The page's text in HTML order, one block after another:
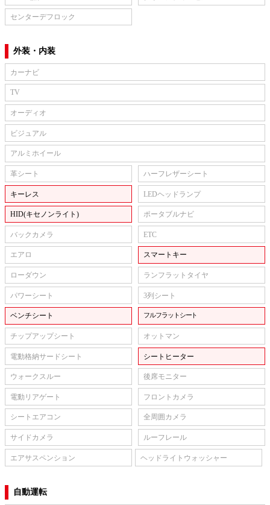
センターデフロック
外装・内装
カーナビ
TV
オーディオ
ビジュアル
アルミホイール
革シート ハーフレザーシート
キーレス LEDヘッドランプ
HID(キセノンライト) ポータブルナビ
バックカメラ ETC
エアロ スマートキー
ローダウン ランフラットタイヤ
パワーシート 3列シート
ベンチシート フルフラットシート
チップアップシート オットマン
電動格納サードシート シートヒーター
ウォークスルー 後席モニター
電動リアゲート フロントカメラ
シートエアコン 全周囲カメラ
サイドカメラ ルーフレール
エアサスペンション ヘッドライトウォッシャー
自動運転